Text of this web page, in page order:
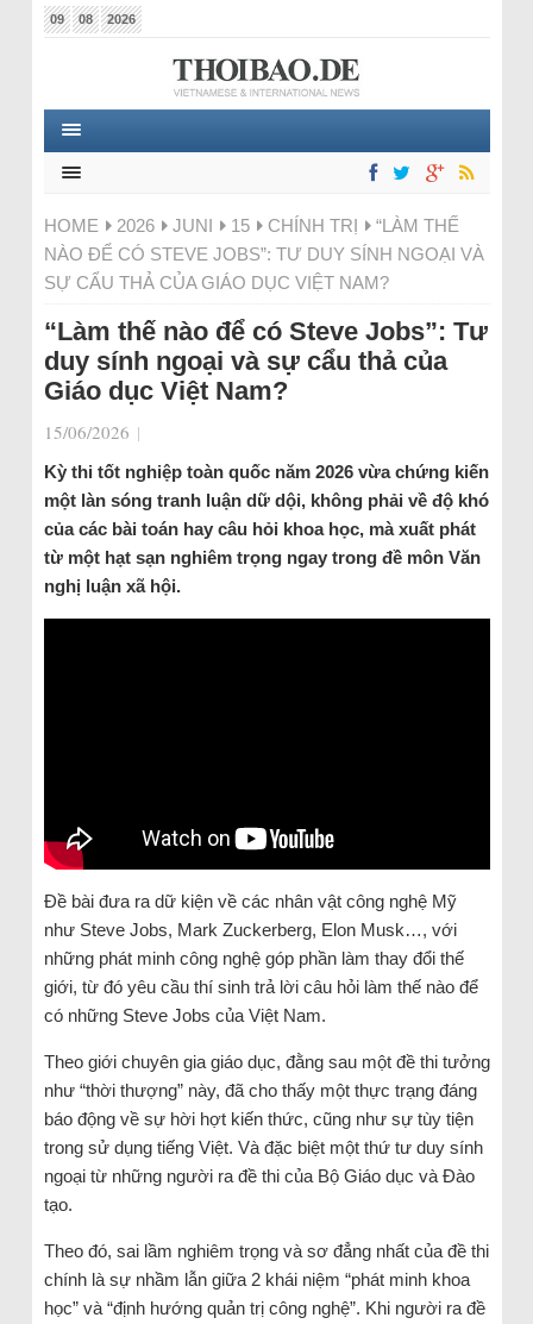
09 08 2026
HOME 2026 JUNI 15 CHÍNH TRỊ
“LÀM THẾ
NÀO ĐỂ CÓ STEVE JOBS”: TƯ DUY SÍNH NGOẠI VÀ
SỰ CẨU THẢ CỦA GIÁO DỤC VIỆT NAM?
“Làm thế nào để có Steve Jobs”: Tư
duy sính ngoại và sự cẩu thả của
Giáo dục Việt Nam?
15/06/2026 |
Kỳ thi tốt nghiệp toàn quốc năm 2026 vừa chứng kiến
một làn sóng tranh luận dữ dội, không phải về độ khó
của các bài toán hay câu hỏi khoa học, mà xuất phát
từ một hạt sạn nghiêm trọng ngay trong đề môn Văn
nghị luận xã hội.
Đề bài đưa ra dữ kiện về các nhân vật công nghệ Mỹ
như Steve Jobs, Mark Zuckerberg, Elon Musk…, với
những phát minh công nghệ góp phần làm thay đổi thế
giới, từ đó yêu cầu thí sinh trả lời câu hỏi làm thế nào để
có những Steve Jobs của Việt Nam.
Theo giới chuyên gia giáo dục, đằng sau một đề thi tưởng
như “thời thượng” này, đã cho thấy một thực trạng đáng
báo động về sự hời hợt kiến thức, cũng như sự tùy tiện
trong sử dụng tiếng Việt. Và đặc biệt một thứ tư duy sính
ngoại từ những người ra đề thi của Bộ Giáo dục và Đào
tạo.
Theo đó, sai lầm nghiêm trọng và sơ đẳng nhất của đề thi
chính là sự nhầm lẫn giữa 2 khái niệm “phát minh khoa
học” và “định hướng quản trị công nghệ”. Khi người ra đề